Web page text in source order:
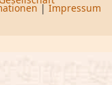
|Impressum